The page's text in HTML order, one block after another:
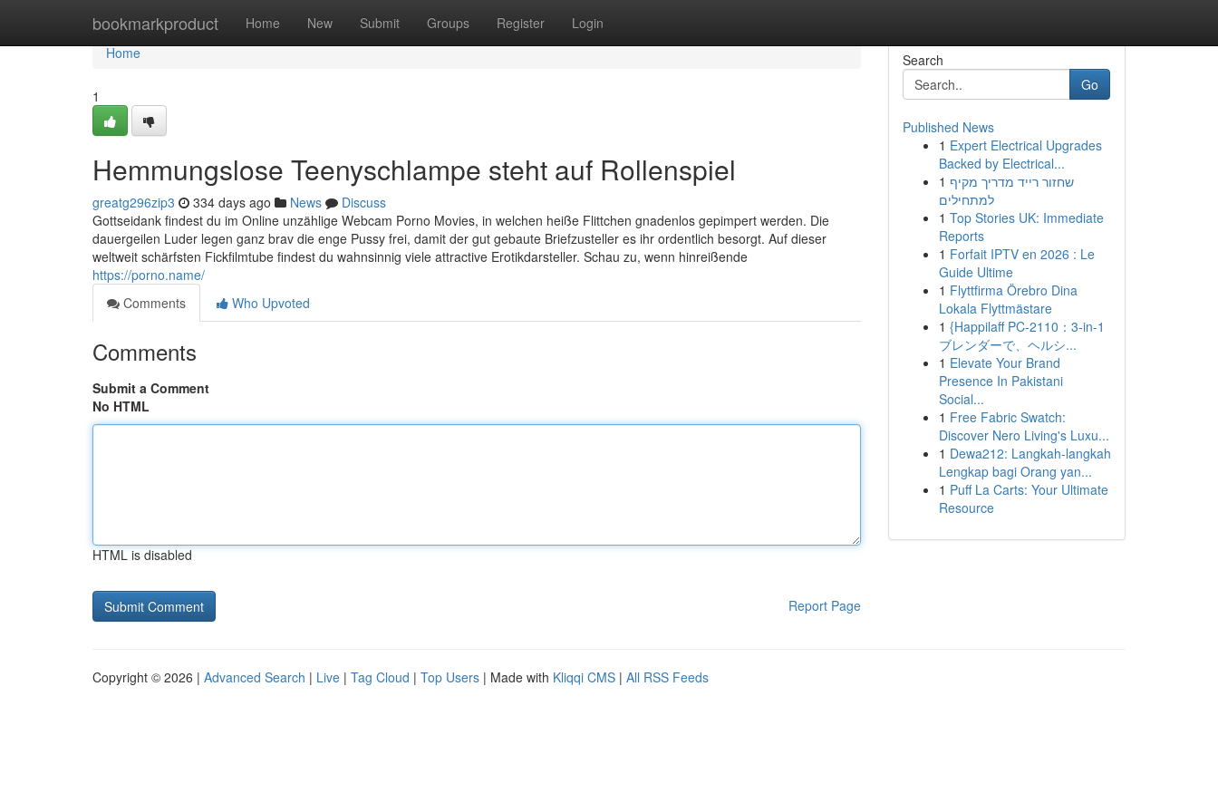
bookmarkproduct Home New Submit Groups Register Login
Home
Home
1
Hemmungslose Teenyschlampe steht auf Rollenspiel
greatg296zip3 334 days ago News
Discuss
Gottseidank findest du im Online unzählige Webcam Porno Movies, in welchen heiße Flittchen gnadenlos gepimpert werden. Die
dauergeilen Luder legen ganz brav die enge Pussy frei, damit der gut gebaute Briefzusteller es ihr ordentlich besorgt. Auf dieser
weltweit schärfsten Fickfilmtube findest du wahnsinnig viele attractive Erotikdarsteller. Schau zu, wenn hinreißende
https://porno.name/
Comments
Who Upvoted
Comments
Submit a Comment
No HTML
HTML is disabled
Report Page
Search
Go
Published News
1 Expert Electrical Upgrades
Backed by Electrical...
1 שחזור רייד מדריך מקיף
למתחילים
1 Top Stories UK: Immediate
Reports
1 Forfait IPTV en 2026 : Le
Guide Ultime
1 Flyttfirma Örebro Dina
Lokala Flyttmästare
1 {Happilaff PC-2110：3-in-1
ブレンダーで、ヘルシ...
1 Elevate Your Brand
Presence In Pakistani
Social...
1 Free Fabric Swatch:
Discover Nero Living's Luxu...
1 Dewa212: Langkah-langkah
Lengkap bagi Orang yan...
1 Puff La Carts: Your Ultimate
Resource
Copyright © 2026 | Advanced Search | Live | Tag Cloud | Top Users | Made with Kliqqi CMS | All RSS Feeds